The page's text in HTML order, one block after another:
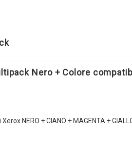
Nero + Colore
NERO + CIANO + MAGENTA +